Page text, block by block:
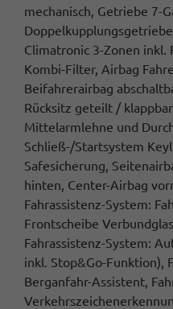
mechanisch, Getriebe 7-
Climatronic 3-Zonen
Kombi-Filter, Airbag
Beifahrerairbag
Rücksitz geteilt /
Mittelarmlehne und
Schließ-/Startsystem
Safesicherung,
hinten, Center-Airbag
Fahrassistenz-System:
Frontscheibe
Fahrassistenz-System:
inkl. Stop&Go-Funktion),
Berganfahr-Assistent,